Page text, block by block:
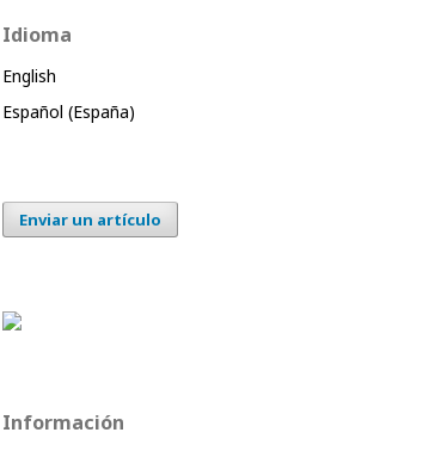
Idioma
English
Español (España)
Enviar un artículo
Información